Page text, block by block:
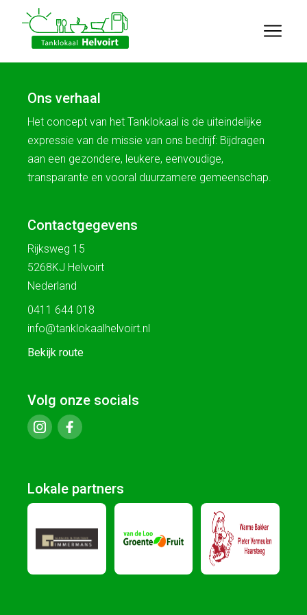
Ons verhaal
Het concept van het Tanklokaal is de uiteindelijke
expressie van de missie van ons bedrijf: Bijdragen
aan een gezondere, leukere, eenvoudige,
transparante en vooral duurzamere gemeenschap.
Contactgegevens
Rijksweg 15
5268KJ Helvoirt
Nederland
0411 644 018
info@tanklokaalhelvoirt.nl
Bekijk route
Volg onze socials
Lokale partners